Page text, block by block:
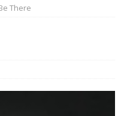
There